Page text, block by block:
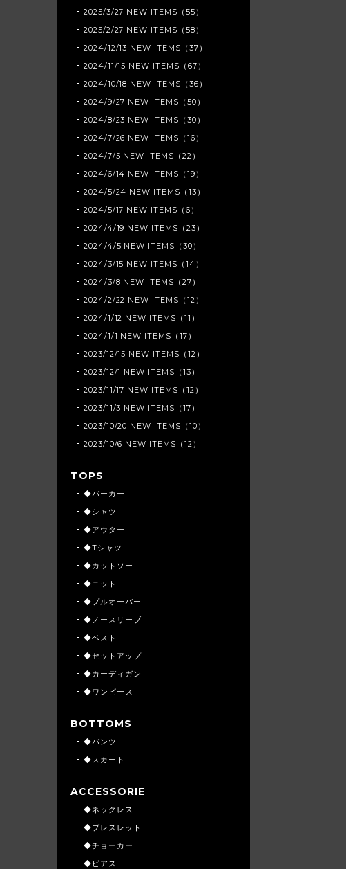
2025/3/27 NEW ITEMS（55）
2025/2/27 NEW ITEMS（58）
2024/12/13 NEW ITEMS（37）
2024/11/15 NEW ITEMS（67）
2024/10/18 NEW ITEMS（36）
2024/9/27 NEW ITEMS（50）
2024/8/23 NEW ITEMS（30）
2024/7/26 NEW ITEMS（16）
2024/7/5 NEW ITEMS（22）
2024/6/14 NEW ITEMS（19）
2024/5/24 NEW ITEMS（13）
2024/5/17 NEW ITEMS（6）
2024/4/19 NEW ITEMS（23）
2024/4/5 NEW ITEMS（30）
2024/3/15 NEW ITEMS（14）
2024/3/8 NEW ITEMS（27）
2024/2/22 NEW ITEMS（12）
2024/1/12 NEW ITEMS（11）
2024/1/1 NEW ITEMS（17）
2023/12/15 NEW ITEMS（12）
2023/12/1 NEW ITEMS（13）
2023/11/17 NEW ITEMS（12）
2023/11/3 NEW ITEMS（17）
2023/10/20 NEW ITEMS（10）
2023/10/6 NEW ITEMS（12）
TOPS
◆パーカー
◆シャツ
◆アウター
◆Tシャツ
◆カットソー
◆ニット
◆プルオーバー
◆ノースリーブ
◆ベスト
◆セットアップ
◆カーディガン
◆ワンピース
BOTTOMS
◆パンツ
◆スカート
ACCESSORIE
◆ネックレス
◆ブレスレット
◆チョーカー
◆ピアス